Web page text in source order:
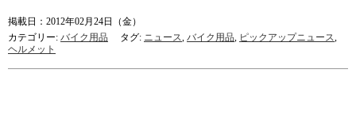
掲載日：2012年02月24日（金）
カテゴリー: バイク用品 タグ: ニュース, バイク用品, ピックアップニュース,
ヘルメット